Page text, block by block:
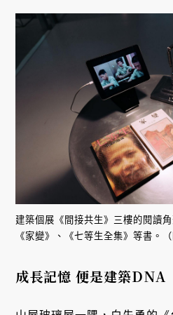
建築個展《間接共生》三樓的閱讀
《家變》、《七等生全集》等書。
成長記憶 便是建築DNA